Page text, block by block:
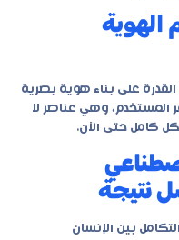
الهوية
على بناء هوية بصرية
وهي عناصر لا
كامل حتى الآن.
نتيجة
بين الإنسان